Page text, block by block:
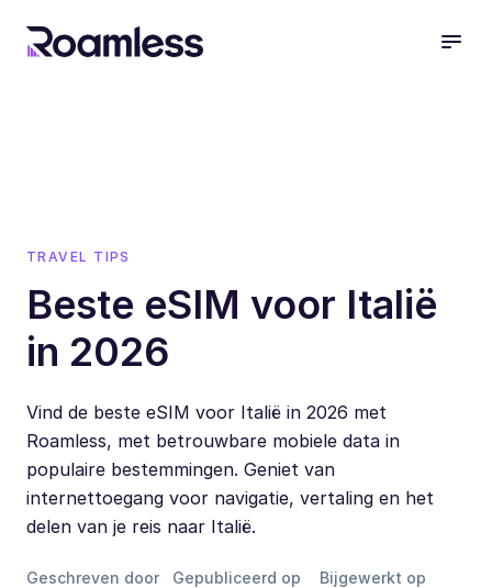
TRAVEL TIPS
Beste eSIM voor Italië
in 2026
Vind de beste eSIM voor Italië in 2026 met
Roamless, met betrouwbare mobiele data in
populaire bestemmingen. Geniet van
internettoegang voor navigatie, vertaling en het
delen van je reis naar Italië.
Geschreven door
Gepubliceerd op
Bijgewerkt op